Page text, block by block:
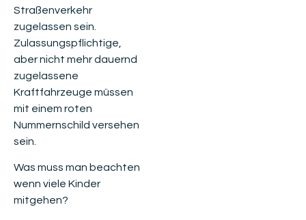
Straßenverkehr
zugelassen sein.
Zulassungspflichtige,
aber nicht mehr dauernd
zugelassene
Kraftfahrzeuge müssen
mit einem roten
Nummernschild versehen
sein.
Was muss man beachten
wenn viele Kinder
mitgehen?